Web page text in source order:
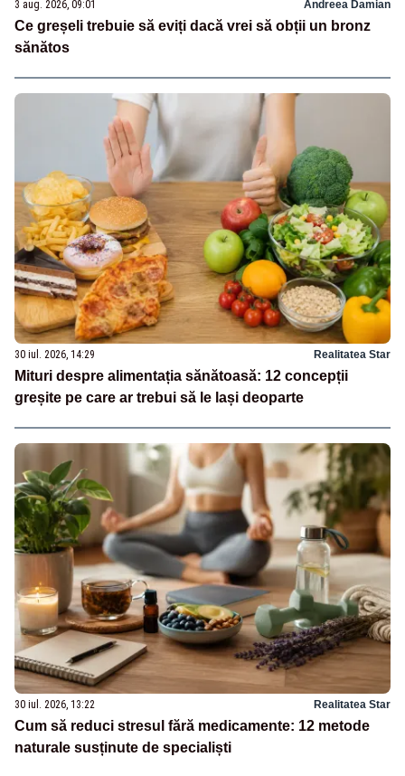
3 aug. 2026, 09:01 Andreea Damian
Ce greșeli trebuie să eviți dacă vrei să obții un bronz
sănătos
30 iul. 2026, 14:29 Realitatea Star
Mituri despre alimentația sănătoasă: 12 concepții
greșite pe care ar trebui să le lași deoparte
30 iul. 2026, 13:22 Realitatea Star
Cum să reduci stresul fără medicamente: 12 metode
naturale susținute de specialiști